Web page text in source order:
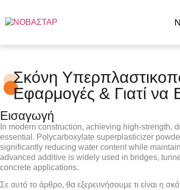
Σκόνη
Εφαρμογές & Γιατί να
Εισαγωγή
In modern construction, achieving high-strength,
essential. Polycarboxylate superplasticizer
significantly reducing water content while
advanced additive is widely used in bridges,
concrete applications.
Σε αυτό το άρθρο, θα εξερευνήσουμε τι είναι η